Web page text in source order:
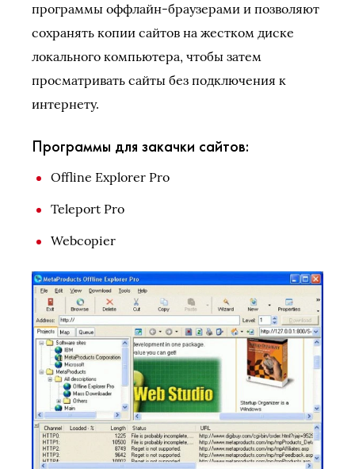
программы оффлайн-браузерами и позволяют
сохранять копии сайтов на жестком диске
локального компьютера, чтобы затем
просматривать сайты без подключения к
интернету.
Программы для закачки сайтов:
Offline Explorer Pro
Teleport Pro
Webcopier